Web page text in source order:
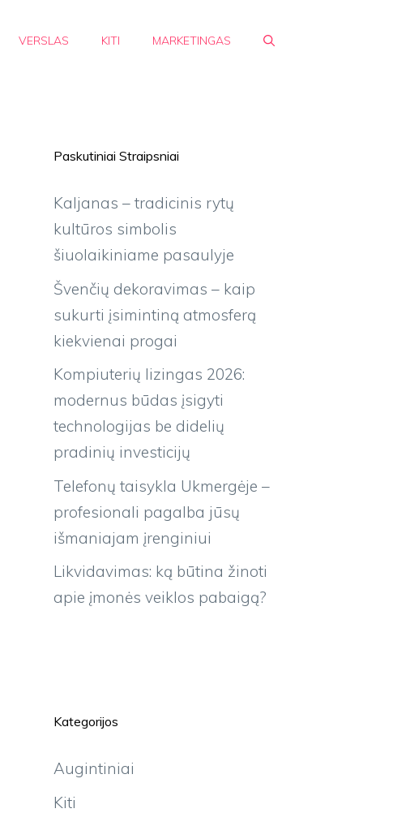
VERSLAS KITI MARKETINGAS
Paskutiniai Straipsniai
Kaljanas – tradicinis rytų
kultūros simbolis
šiuolaikiniame pasaulyje
Švenčių dekoravimas – kaip
sukurti įsimintiną atmosferą
kiekvienai progai
Kompiuterių lizingas 2026:
modernus būdas įsigyti
technologijas be didelių
pradinių investicijų
Telefonų taisykla Ukmergėje –
profesionali pagalba jūsų
išmaniajam įrenginiui
Likvidavimas: ką būtina žinoti
apie įmonės veiklos pabaigą?
Kategorijos
Augintiniai
Kiti